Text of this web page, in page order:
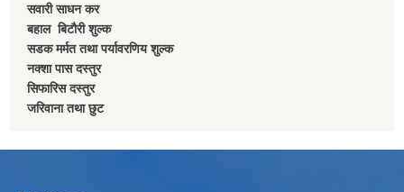
सवारी साधन कर
बहाल बिटाैरी शुल्क
सडक मर्मत तथा पर्यावरणिय शुल्क
नक्शा पास दस्तुर
सिफारिस दस्तुर
जरिवाना तथा छुट